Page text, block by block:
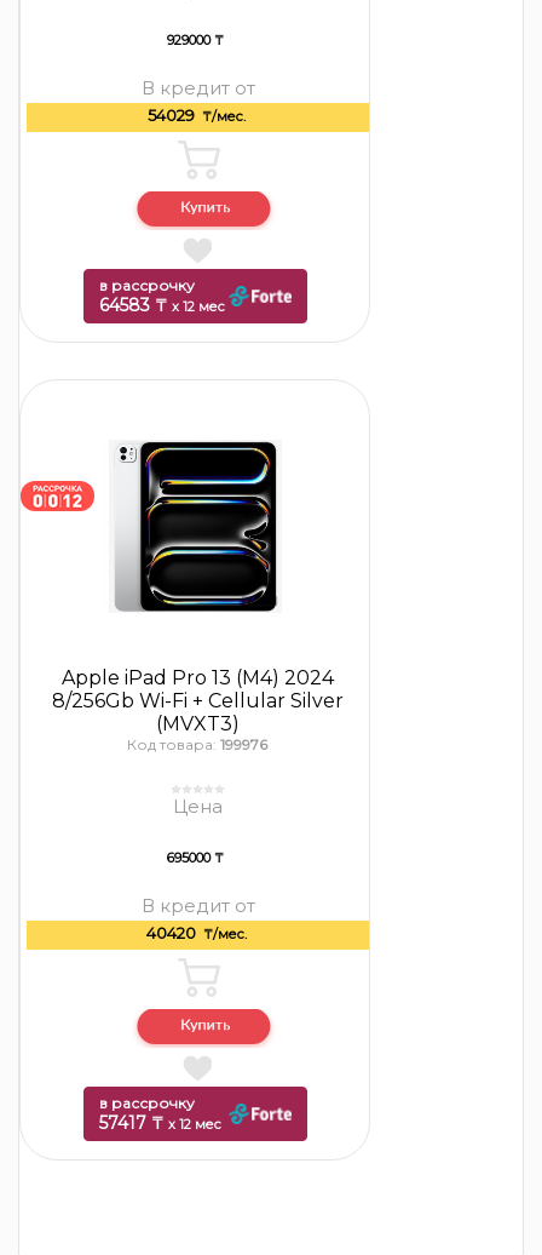
929000 ₸
В кредит от
54029 ₸/мес.
в рассрочку
64583 ₸ x 12 мес
Apple iPad Pro 13 (M4) 2024
8/256Gb Wi-Fi + Cellular Silver
(MVXT3)
Код товара: 199976
Цена
695000 ₸
В кредит от
40420 ₸/мес.
в рассрочку
57417 ₸ x 12 мес